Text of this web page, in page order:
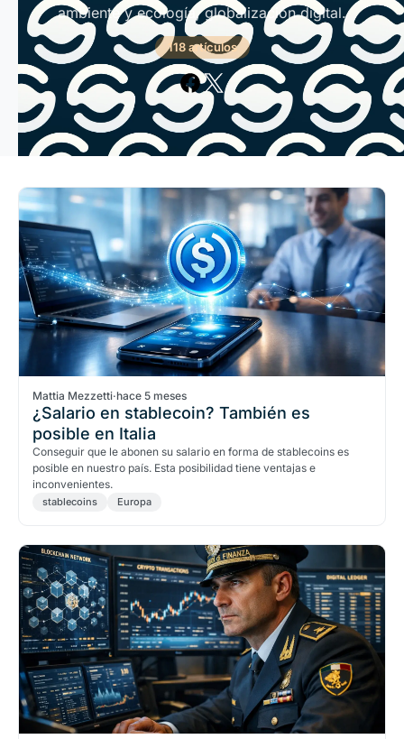
ambiente y ecología, globalización digital.
118 artículos
Mattia Mezzetti·hace 5 meses
¿Salario en stablecoin? También es
posible en Italia
Conseguir que le abonen su salario en forma de stablecoins es
posible en nuestro país. Esta posibilidad tiene ventajas e
inconvenientes.
stablecoins Europa